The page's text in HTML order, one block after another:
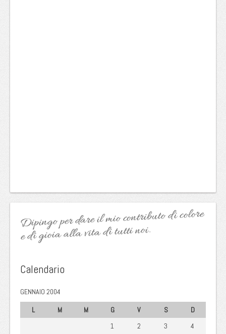
Dipingo per dare il mio contributo di colore
e di gioia alla vita di tutti noi.
Calendario
GENNAIO 2004
L
M M G V S
D
1
2 3
4